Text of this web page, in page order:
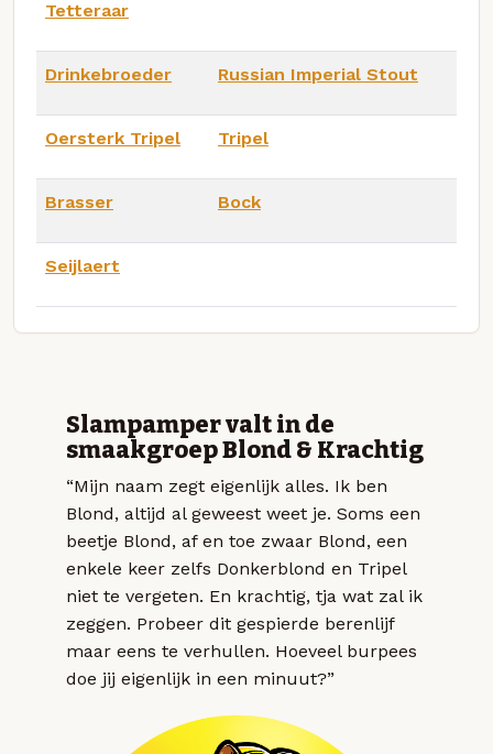
Tetteraar
Drinkebroeder Russian Imperial Stout
Oersterk Tripel Tripel
Brasser Bock
Seijlaert
Slampamper valt in de
smaakgroep Blond & Krachtig
“Mijn naam zegt eigenlijk alles. Ik ben
Blond, altijd al geweest weet je. Soms een
beetje Blond, af en toe zwaar Blond, een
enkele keer zelfs Donkerblond en Tripel
niet te vergeten. En krachtig, tja wat zal ik
zeggen. Probeer dit gespierde berenlijf
maar eens te verhullen. Hoeveel burpees
doe jij eigenlijk in een minuut?”